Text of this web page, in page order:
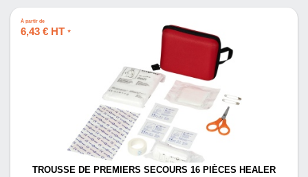
À partir de
6,43 € HT *
TROUSSE DE PREMIERS SECOURS 16 PIÈCES HEALER